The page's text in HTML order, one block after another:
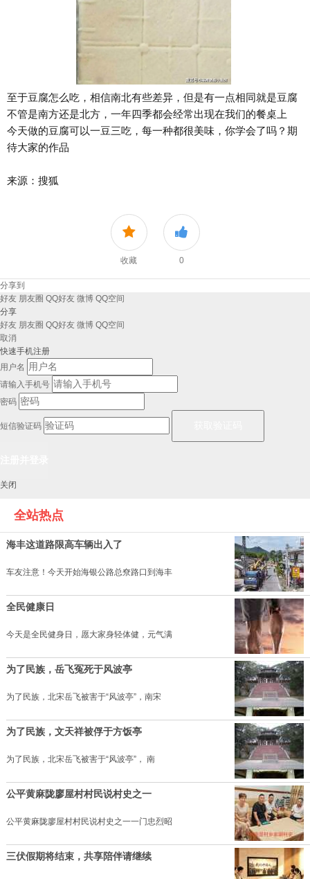
至于豆腐怎么吃，相信南北有些差异，但是有一点相同就是豆腐
不管是南方还是北方，一年四季都会经常出现在我们的餐桌上
今天做的豆腐可以一豆三吃，每一种都很美味，你学会了吗？期
待大家的作品
来源：搜狐
收藏 0
分享到
好友 朋友圈 QQ好友 微博 QQ空间
分享
好友 朋友圈 QQ好友 微博 QQ空间
取消
快速手机注册
用户名
请输入手机号
密码
短信验证码
关闭
全站热点
海丰这道路限高车辆出入了
车友注意！今天开始海银公路总尞路口到海丰
全民健康日
今天是全民健身日，愿大家身轻体健，元气满
为了民族，岳飞冤死于风波亭
为了民族，北宋岳飞被害于“风波亭”，南宋
为了民族，文天祥被俘于方饭亭
为了民族，北宋岳飞被害于“风波亭”， 南
公平黄麻陇廖屋村村民说村史之一
公平黄麻陇廖屋村村民说村史之一一门忠烈昭
三伏假期将结束，共享陪伴请继续